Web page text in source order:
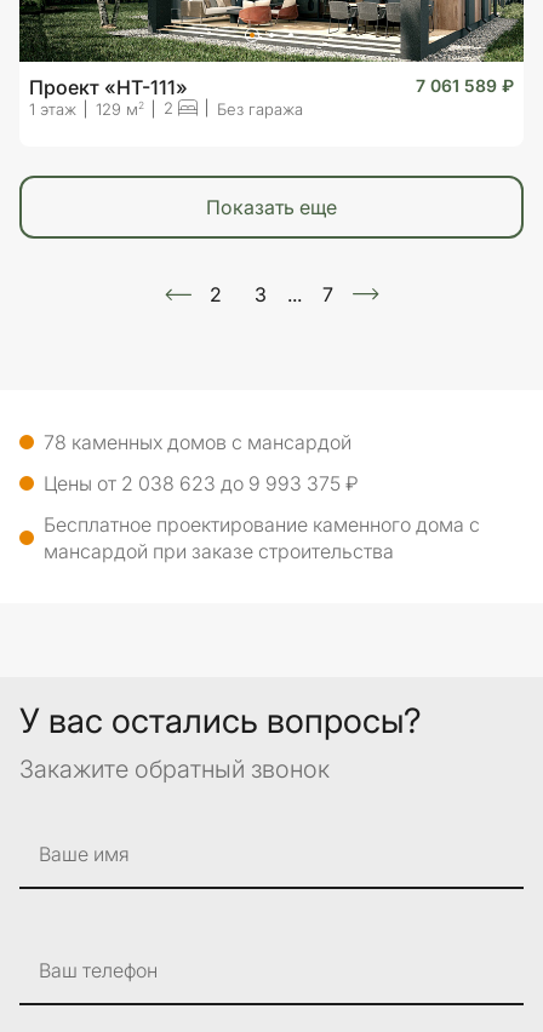
Проект «HT-111» 7 061 589 ₽
1 этаж 129 м2 2 Без гаража
показать еще
2 3 ... 7
78 каменных домов с мансардой
Цены от 2 038 623 до 9 993 375 ₽
Бесплатное проектирование каменного дома с
мансардой при заказе строительства
У вас остались вопросы?
Закажите обратный звонок
Ваше имя
Ваш телефон